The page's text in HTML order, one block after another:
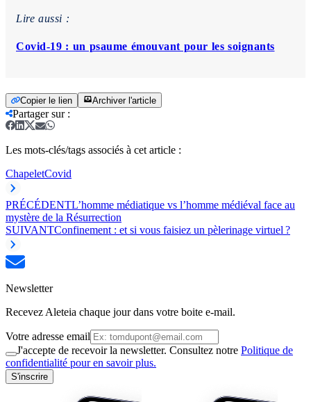
Lire aussi :
Covid-19 : un psaume émouvant pour les soignants
Copier le lien Archiver l'article
Partager sur:
Les mots-clés/tags associés à cet article :
ChapeletCovid
PRÉCÉDENTL’homme médiatique vs l’homme médiéval face au
mystère de la Résurrection
SUIVANTConfinement : et si vous faisiez un pèlerinage virtuel ?
Newsletter
Recevez Aleteia chaque jour dans votre boite e-mail.
Votre adresse email
J'accepte de recevoir la newsletter. Consultez notre Politique de
confidentialité pour en savoir plus.
S'inscrire